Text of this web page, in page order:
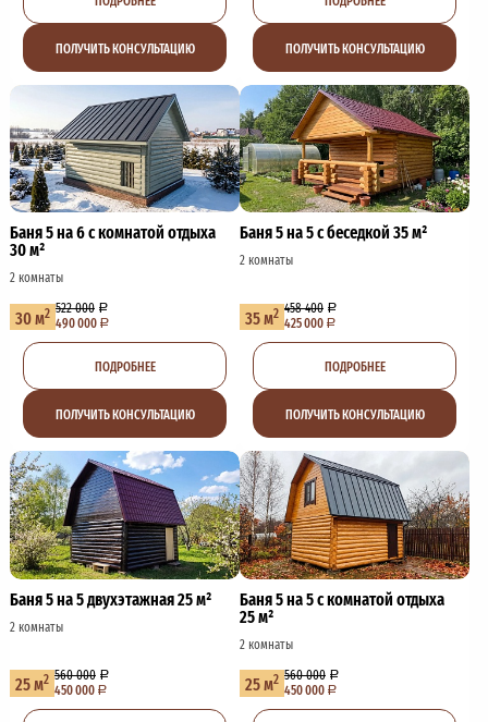
ПОЛУЧИТЬ КОНСУЛЬТАЦИЮ ПОЛУЧИТЬ КОНСУЛЬТАЦИЮ
Баня 5 на 6 с комнатой отдыха
30 м²
2 комнаты
30 м2 522 000
490 000
ПОДРОБНЕЕ
ПОЛУЧИТЬ КОНСУЛЬТАЦИЮ
Баня 5 на 5 с беседкой 35 м²
2 комнаты
35 м2 458 400
425 000
ПОДРОБНЕЕ
ПОЛУЧИТЬ КОНСУЛЬТАЦИЮ
Баня 5 на 5 двухэтажная 25 м²
2 комнаты
25 м2 560 000
450 000
Баня 5 на 5 с комнатой отдыха
25 м²
2 комнаты
25 м2 560 000
450 000